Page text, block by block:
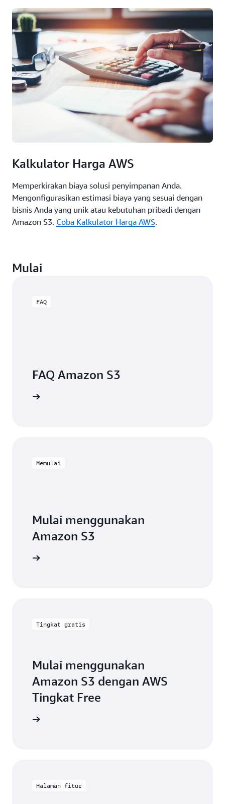
Kalkulator Harga AWS
Memperkirakan biaya solusi penyimpanan Anda.
Mengonfigurasikan estimasi biaya yang sesuai dengan
bisnis Anda yang unik atau kebutuhan pribadi dengan
Amazon S3. Coba Kalkulator Harga AWS.
Mulai
FAQ
FAQ Amazon S3
Memulai
Mulai menggunakan
Amazon S3
Tingkat gratis
Mulai menggunakan
Amazon S3 dengan AWS
Tingkat Free
Halaman fitur